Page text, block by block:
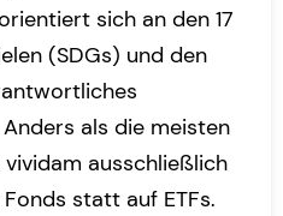
sich an den 17
(SDGs) und den
Anders als die meisten
ausschließlich
statt auf ETFs.